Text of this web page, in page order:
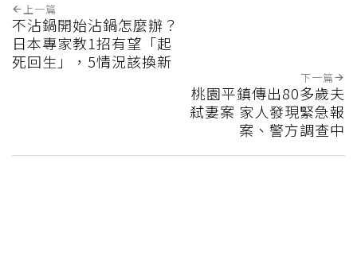
上一篇
不沾鍋開始沾鍋怎麼辦？
日本專家教1招有望「起
死回生」，5情況該換新
下一篇
桃園平鎮傳出80多歲夫
弒妻案 家人發現緊急報
案、警方調查中